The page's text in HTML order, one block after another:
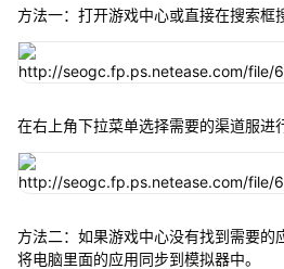
方法一：打开游戏中心或直接在搜索框
在右上角下拉菜单选择需要的渠道服进
方法二：如果游戏中心没有找到需要的
将电脑里面的应用同步到模拟器中。